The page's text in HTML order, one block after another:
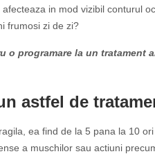
in mod vizibil conturul
frumosi zi de zi?
o programare la un tratament
astfel de
ea find de la 5 pana la 10
a muschilor sau actiuni